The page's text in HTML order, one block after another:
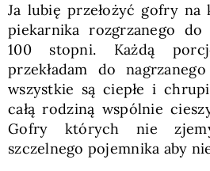
Ja lubię przełożyć gofry
piekarnika rozgrzanego do
100 stopni. Każdą
przekładam do
wszystkie są ciepłe i
całą rodziną wspólnie
Gofry których nie
szczelnego pojemnika aby